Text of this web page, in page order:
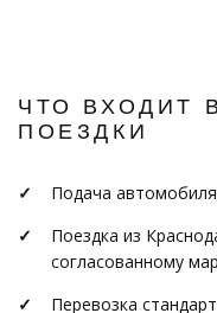
ЧТО ВХОДИТ
ПОЕЗДКИ
Подача
Поездка из
согласованному
Перевозка